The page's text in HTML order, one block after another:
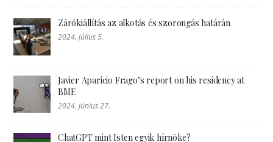
Zárókiállítás az alkotás és szorongás határán
2024. július 5.
Javier Aparicio Frago’s report on his residency at
BME
2024. június 27.
ChatGPT mint Isten egyik hírnöke?